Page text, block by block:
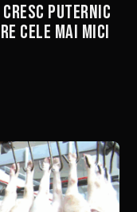
puternic
cele mai mici